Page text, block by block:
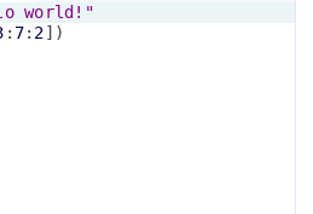
world!"
: 7: 2])